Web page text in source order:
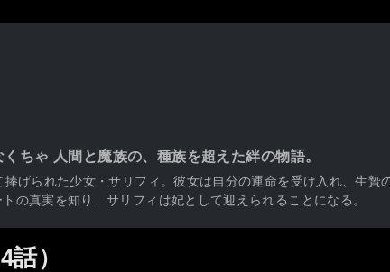
ちゃ 人間と魔族の、種族を超えた絆の物語。
げられた少女・サリフィ。彼女は自分の運命を受け入れ、生贄
の真実を知り、サリフィは妃として迎えられることになる。
）